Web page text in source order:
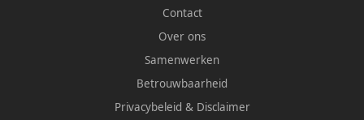
Contact
Over ons
Samenwerken
Betrouwbaarheid
Privacybeleid & Disclaimer